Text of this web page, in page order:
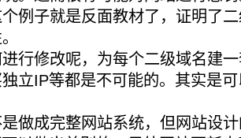
子就是反面教材了，证明了二
修改呢，为每个二级域名建一
立IP等都是不可能的。其实是
成完整网站系统，但网站设计